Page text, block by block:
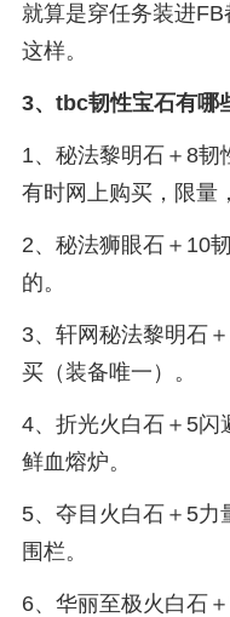
就算是穿任务装进
这样。
3、 tbc韧性宝石有哪
1、秘法黎明石＋8
有时网上购买，限量
2、秘法狮眼石＋10
的。
3、轩网秘法黎明石
买（装备唯一）。
4、折光火白石＋5
鲜血熔炉。
5、夺目火白石＋5
围栏。
6、华丽至极火白石